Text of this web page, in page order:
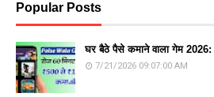
Popular Posts
घर बैठे पैसे कमाने वाला गेम 2026:
7/21/2026 09:07:00 AM